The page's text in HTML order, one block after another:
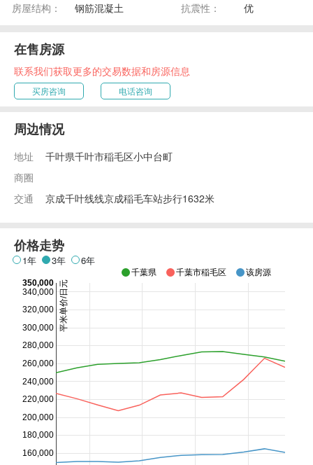
房屋结构：
钢筋混凝土 抗震性： 优
在售房源
联系我们获取更多的交易数据和房源信息
买房咨询 电话咨询
周边情况
地址
千叶県千叶市稲毛区小中台町
商圈
交通
京成千叶线线京成稲毛车站步行1632米
价格走势
1年 3年 6年
160,000
180,000
200,000
220,000
240,000
260,000
280,000
300,000
320,000
340,000
350,000
千葉県 千葉市稲毛区 该房源
平米单价/日元